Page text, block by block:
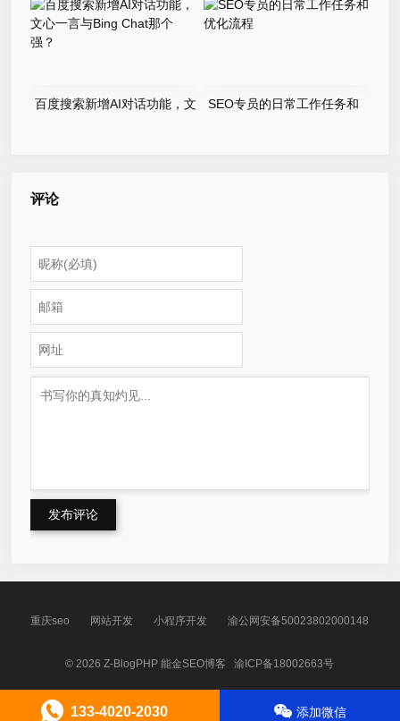
百度搜索新增AI对话功能，文
SEO专员的日常工作任务和
评论
发布评论
重庆seo 网站开发 小程序开发 渝公网安备50023802000148
© 2026Z-BlogPHP 能金SEO博客渝ICP备18002663号
133-4020-2030 添加微信